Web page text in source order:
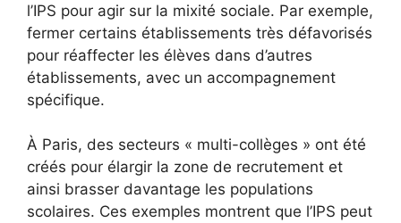
l’IPS pour agir sur la mixité sociale. Par exemple,
fermer certains établissements très défavorisés
pour réaffecter les élèves dans d’autres
établissements, avec un accompagnement
spécifique.
À Paris, des secteurs « multi-collèges » ont été
créés pour élargir la zone de recrutement et
ainsi brasser davantage les populations
scolaires. Ces exemples montrent que l’IPS peut